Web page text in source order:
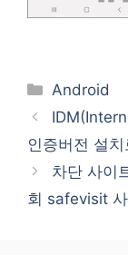
카
테
리
Android
인증버전 설
차단 사이
회 safevisit